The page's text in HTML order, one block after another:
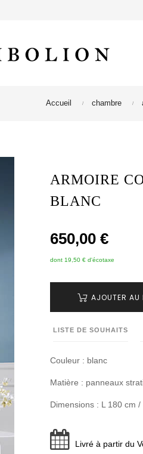
Accueil chambre
ARMOIRE
BLANC
650,00 €
dont 19,50 € d'écotaxe
AJOUTER AU
LISTE DE SOUHAITS
Couleur : blanc
Matière : panneaux
Dimensions : L 180 cm
Livré à partir du